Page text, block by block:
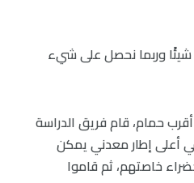
شيئًا وربما نحصل على شيء
حمام، قام فريق الدراسة
أعلى إطار معدني يمكن
خاصتهم، ثم قاموا